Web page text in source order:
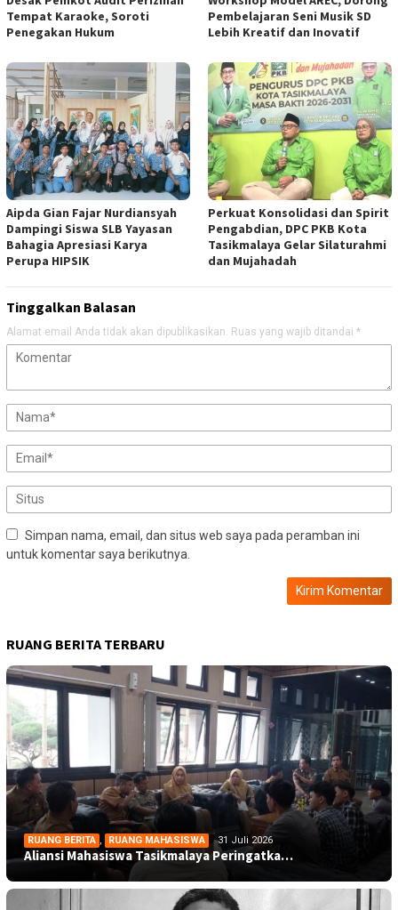
Tempat Karaoke, Soroti
Penegakan Hukum
Pembelajaran Seni Musik SD
Lebih Kreatif dan Inovatif
Aipda Gian Fajar Nurdiansyah
Dampingi Siswa SLB Yayasan
Bahagia Apresiasi Karya
Perupa HIPSIK
Perkuat Konsolidasi dan Spirit
Pengabdian, DPC PKB Kota
Tasikmalaya Gelar Silaturahmi
dan Mujahadah
Tinggalkan Balasan
Alamat email Anda tidak akan dipublikasikan. Ruas yang wajib ditandai *
Simpan nama, email, dan situs web saya pada peramban ini
untuk komentar saya berikutnya.
RUANG BERITA TERBARU
RUANG BERITA , RUANG MAHASISWA 31 Juli 2026
Aliansi Mahasiswa Tasikmalaya Peringatka…